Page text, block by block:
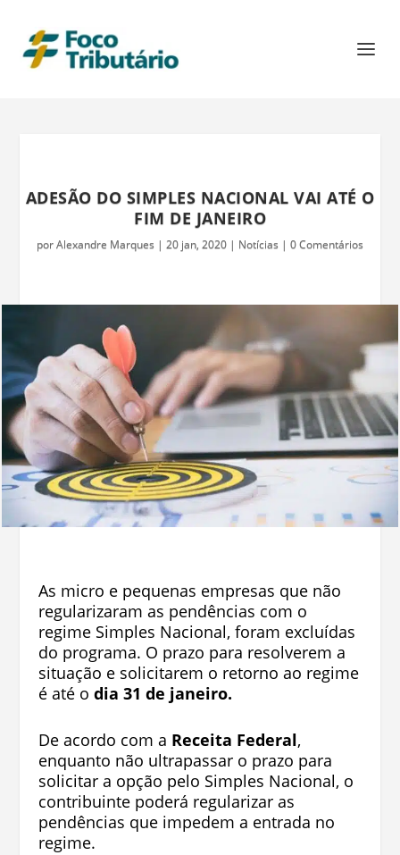
ADESÃO DO SIMPLES NACIONAL VAI ATÉ O
FIM DE JANEIRO
porAlexandre Marques | 20 jan, 2020 | Notícias | 0 Comentários
As micro e pequenas empresas que não
regularizaram as pendências com o
regime Simples Nacional, foram excluídas
do programa. O prazo para resolverem a
situação e solicitarem o retorno ao regime
é até o dia 31 de janeiro.
De acordo com a Receita Federal,
enquanto não ultrapassar o prazo para
solicitar a opção pelo Simples Nacional, o
contribuinte poderá regularizar as
pendências que impedem a entrada no
regime.